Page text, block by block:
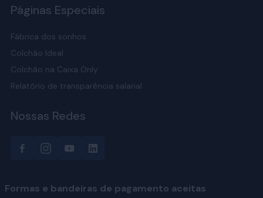
Páginas Especiais
Fábrica dos sonhos
Colchão Ideal
Colchão na Caixa Only
Relatório de transparência salarial
Nossas Redes
Formas e bandeiras de pagamento aceitas